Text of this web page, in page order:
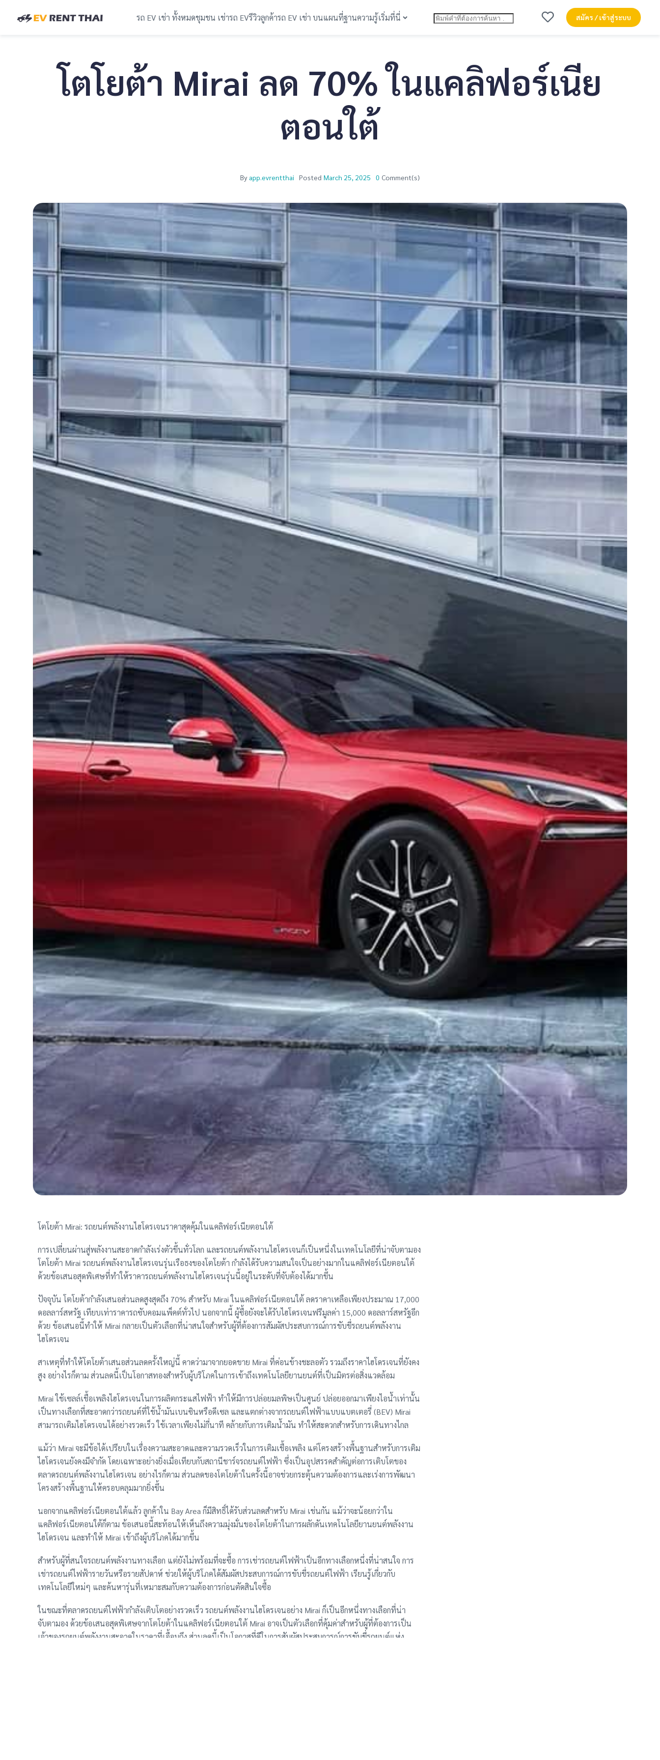
รถ EV เช่า ทั้งหมดชุมชน เช่ารถ EVรีวิวลูกค้ารถ EV เช่า บนแผนที่ฐานความรู้เริ่มที่นี่ สมัคร / เข้าสู่ระบบ
โตโยต้า Mirai ลด 70% ในแคลิฟอร์เนีย
ตอนใต้
By app.evrentthai Posted March 25, 2025 0 Comment(s)
โตโยต้า Mirai: รถยนต์พลังงานไฮโดรเจนราคาสุดคุ้มในแคลิฟอร์เนียตอนใต้
การเปลี่ยนผ่านสู่พลังงานสะอาดกำลังเร่งตัวขึ้นทั่วโลก และรถยนต์พลังงานไฮโดรเจนก็เป็นหนึ่งในเทคโนโลยีที่น่าจับตามอง
โตโยต้า Mirai รถยนต์พลังงานไฮโดรเจนรุ่นเรือธงของโตโยต้า กำลังได้รับความสนใจเป็นอย่างมากในแคลิฟอร์เนียตอนใต้
ด้วยข้อเสนอสุดพิเศษที่ทำให้ราคารถยนต์พลังงานไฮโดรเจนรุ่นนี้อยู่ในระดับที่จับต้องได้มากขึ้น
ปัจจุบัน โตโยต้ากำลังเสนอส่วนลดสูงสุดถึง 70% สำหรับ Mirai ในแคลิฟอร์เนียตอนใต้ ลดราคาเหลือเพียงประมาณ 17,000
ดอลลาร์สหรัฐ เทียบเท่าราคารถซับคอมแพ็คต์ทั่วไป นอกจากนี้ ผู้ซื้อยังจะได้รับไฮโดรเจนฟรีมูลค่า 15,000 ดอลลาร์สหรัฐอีก
ด้วย ข้อเสนอนี้ทำให้ Mirai กลายเป็นตัวเลือกที่น่าสนใจสำหรับผู้ที่ต้องการสัมผัสประสบการณ์การขับขี่รถยนต์พลังงาน
ไฮโดรเจน
สาเหตุที่ทำให้โตโยต้าเสนอส่วนลดครั้งใหญ่นี้ คาดว่ามาจากยอดขาย Mirai ที่ค่อนข้างชะลอตัว รวมถึงราคาไฮโดรเจนที่ยังคง
สูง อย่างไรก็ตาม ส่วนลดนี้เป็นโอกาสทองสำหรับผู้บริโภคในการเข้าถึงเทคโนโลยียานยนต์ที่เป็นมิตรต่อสิ่งแวดล้อม
Mirai ใช้เซลล์เชื้อเพลิงไฮโดรเจนในการผลิตกระแสไฟฟ้า ทำให้มีการปล่อยมลพิษเป็นศูนย์ ปล่อยออกมาเพียงไอน้ำเท่านั้น
เป็นทางเลือกที่สะอาดกว่ารถยนต์ที่ใช้น้ำมันเบนซินหรือดีเซล และแตกต่างจากรถยนต์ไฟฟ้าแบบแบตเตอรี่ (BEV) Mirai
สามารถเติมไฮโดรเจนได้อย่างรวดเร็ว ใช้เวลาเพียงไม่กี่นาที คล้ายกับการเติมน้ำมัน ทำให้สะดวกสำหรับการเดินทางไกล
แม้ว่า Mirai จะมีข้อได้เปรียบในเรื่องความสะอาดและความรวดเร็วในการเติมเชื้อเพลิง แต่โครงสร้างพื้นฐานสำหรับการเติม
ไฮโดรเจนยังคงมีจำกัด โดยเฉพาะอย่างยิ่งเมื่อเทียบกับสถานีชาร์จรถยนต์ไฟฟ้า ซึ่งเป็นอุปสรรคสำคัญต่อการเติบโตของ
ตลาดรถยนต์พลังงานไฮโดรเจน อย่างไรก็ตาม ส่วนลดของโตโยต้าในครั้งนี้อาจช่วยกระตุ้นความต้องการและเร่งการพัฒนา
โครงสร้างพื้นฐานให้ครอบคลุมมากยิ่งขึ้น
นอกจากแคลิฟอร์เนียตอนใต้แล้ว ลูกค้าใน Bay Area ก็มีสิทธิ์ได้รับส่วนลดสำหรับ Mirai เช่นกัน แม้ว่าจะน้อยกว่าใน
แคลิฟอร์เนียตอนใต้ก็ตาม ข้อเสนอนี้สะท้อนให้เห็นถึงความมุ่งมั่นของโตโยต้าในการผลักดันเทคโนโลยียานยนต์พลังงาน
ไฮโดรเจน และทำให้ Mirai เข้าถึงผู้บริโภคได้มากขึ้น
สำหรับผู้ที่สนใจรถยนต์พลังงานทางเลือก แต่ยังไม่พร้อมที่จะซื้อ การเช่ารถยนต์ไฟฟ้าเป็นอีกทางเลือกหนึ่งที่น่าสนใจ การ
เช่ารถยนต์ไฟฟ้ารายวันหรือรายสัปดาห์ ช่วยให้ผู้บริโภคได้สัมผัสประสบการณ์การขับขี่รถยนต์ไฟฟ้า เรียนรู้เกี่ยวกับ
เทคโนโลยีใหม่ๆ และค้นหารุ่นที่เหมาะสมกับความต้องการก่อนตัดสินใจซื้อ
ในขณะที่ตลาดรถยนต์ไฟฟ้ากำลังเติบโตอย่างรวดเร็ว รถยนต์พลังงานไฮโดรเจนอย่าง Mirai ก็เป็นอีกหนึ่งทางเลือกที่น่า
จับตามอง ด้วยข้อเสนอสุดพิเศษจากโตโยต้าในแคลิฟอร์เนียตอนใต้ Mirai อาจเป็นตัวเลือกที่คุ้มค่าสำหรับผู้ที่ต้องการเป็น
เจ้าของรถยนต์พลังงานสะอาดในราคาที่เอื้อมถึง ส่วนลดนี้เป็นโอกาสที่ดีในการสัมผัสประสบการณ์การขับขี่รถยนต์แห่ง